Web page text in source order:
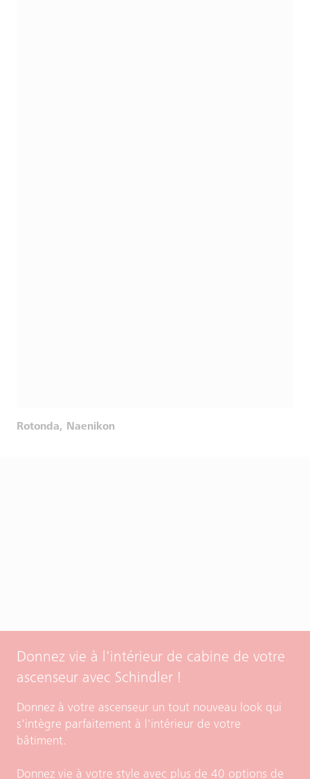
Rotonda, Naenikon
Donnez vie à l'intérieur de cabine de votre
ascenseur avec Schindler !
Donnez à votre ascenseur un tout nouveau look qui
s'intègre parfaitement à l'intérieur de votre
bâtiment.
Donnez vie à votre style avec plus de 40 options de